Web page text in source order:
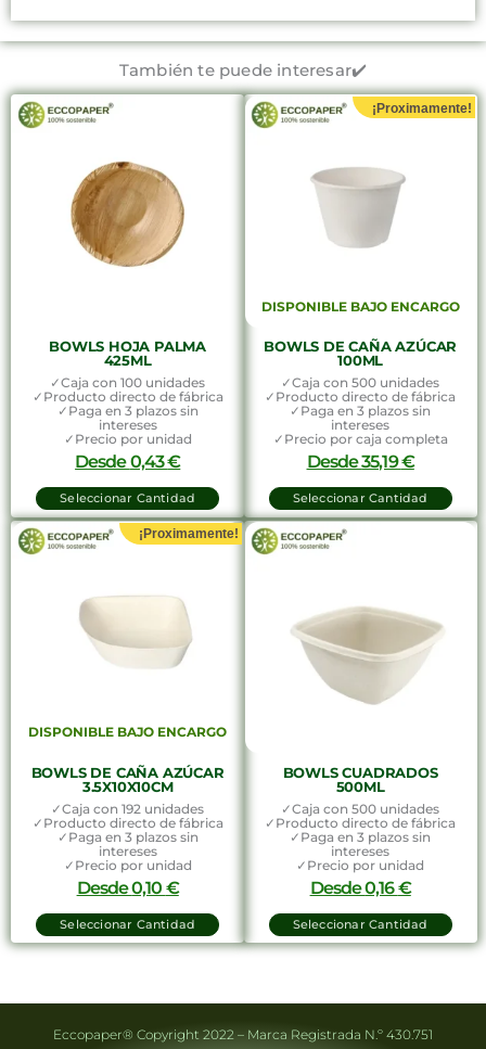
También te puede interesar✔️
BOWLS HOJA PALMA
425ML
✓Caja con 100 unidades
✓Producto directo de fábrica
✓Paga en 3 plazos sin
intereses
✓Precio por unidad
Desde0,43€
Seleccionar Cantidad
¡Proximamente!
DISPONIBLE BAJO ENCARGO
BOWLS DE CAÑA AZÚCAR
100ML
✓Caja con 500 unidades
✓Producto directo de fábrica
✓Paga en 3 plazos sin
intereses
✓Precio por caja completa
Desde35,19€
Seleccionar Cantidad
¡Proximamente!
DISPONIBLE BAJO ENCARGO
BOWLS DE CAÑA AZÚCAR
3.5X10X10CM
✓Caja con 192 unidades
✓Producto directo de fábrica
✓Paga en 3 plazos sin
intereses
✓Precio por unidad
Desde0,10 €
Seleccionar Cantidad
BOWLS CUADRADOS
500ML
✓Caja con 500 unidades
✓Producto directo de fábrica
✓Paga en 3 plazos sin
intereses
✓Precio por unidad
Desde0,16€
Seleccionar Cantidad
Eccopaper® Copyright 2022 – Marca Registrada N.º 430.751